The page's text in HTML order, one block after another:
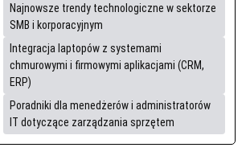
Najnowsze trendy technologiczne w sektorze
SMB i korporacyjnym
Integracja laptopów z systemami
chmurowymi i firmowymi aplikacjami (CRM,
ERP)
Poradniki dla menedżerów i administratorów
IT dotyczące zarządzania sprzętem